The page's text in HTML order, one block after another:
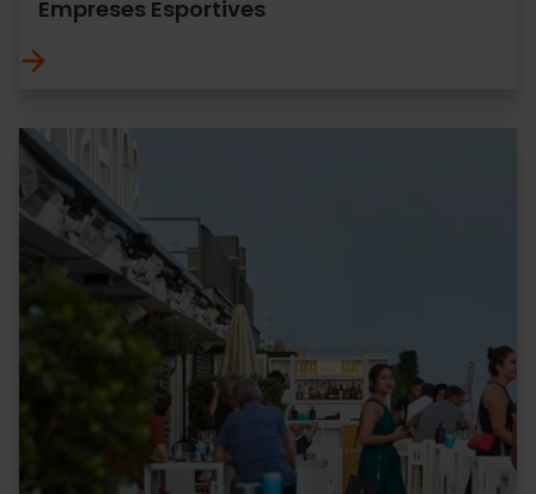
Empreses Esportives